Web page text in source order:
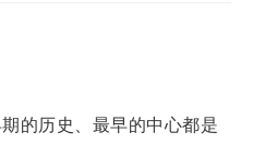
的历史、最早的中心都是